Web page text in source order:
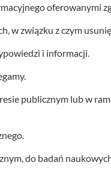
oferowanymi
w związku z czym
i informacji.
publicznym lub w
do badań